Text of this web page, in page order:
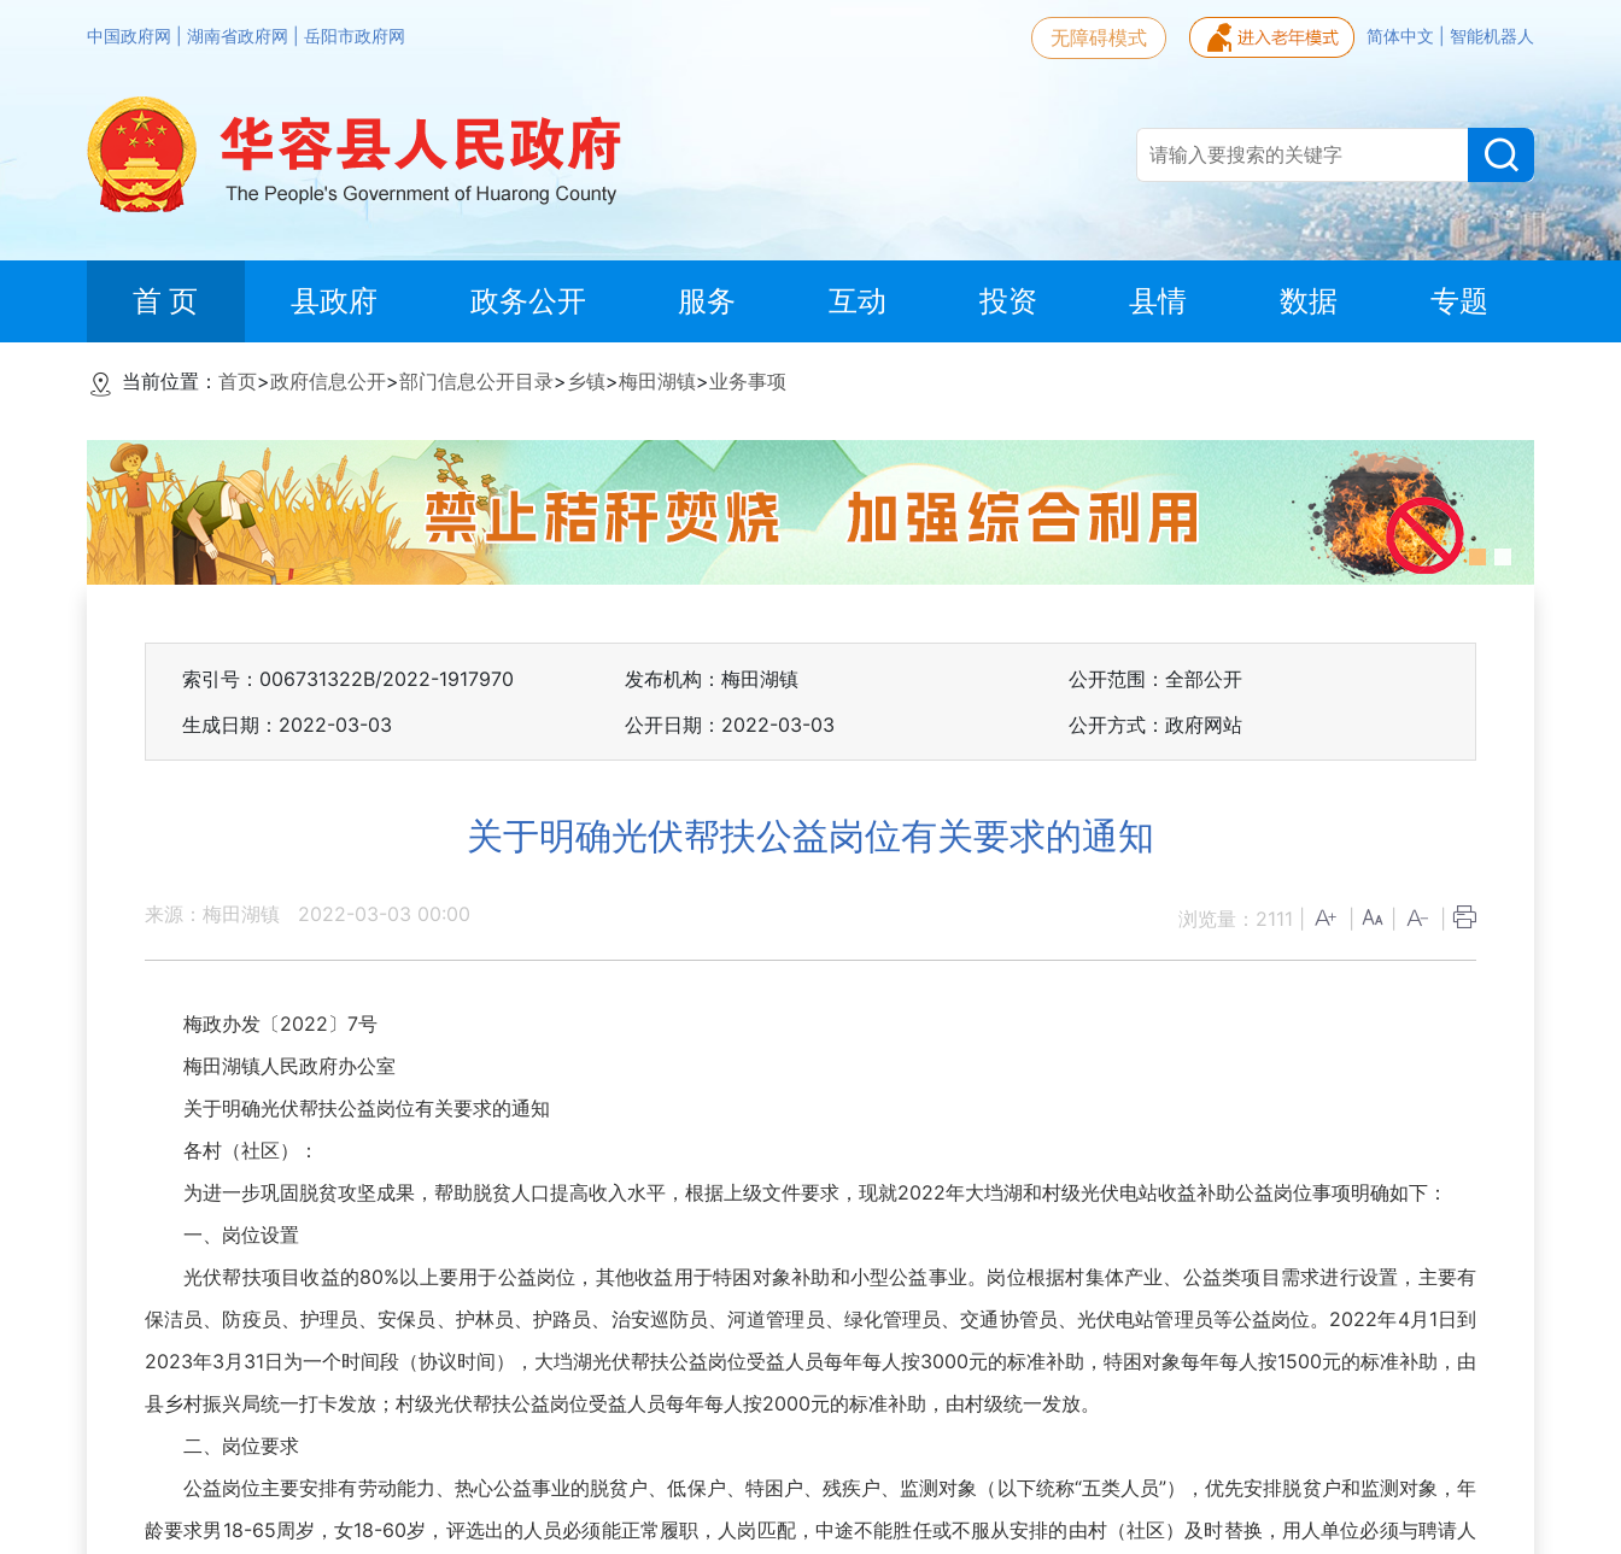
中国政府网 湖南省政府网 岳阳市政府网 简体中文 智能机器人
无障碍模式
首 页 县政府 政务公开 服务 互动 投资 县情 数据 专题
当前位置： 首页>政府信息公开>部门信息公开目录> 乡镇>梅田湖镇>业务事项
索引号：006731322B/2022-1917970 发布机构：梅田湖镇
公开范围：全部公开
生成日期：2022-03-03
公开日期：2022-03-03 公开方式：政府网站
关于明确光伏帮扶公益岗位有关要求的通知
来源：梅田湖镇 2022-03-03 00:00 浏览量： 2111
梅政办发〔2022〕7号
梅田湖镇人民政府办公室
关于明确光伏帮扶公益岗位有关要求的通知
各村（社区）：
为进一步巩固脱贫攻坚成果，帮助脱贫人口提高收入水平，根据上级文件要求，现就2022年大垱湖和村级光伏电站收益补助公益岗位事项明确如下：
一、岗位设置
光伏帮扶项目收益的80%以上要用于公益岗位，其他收益用于特困对象补助和小型公益事业。岗位根据村集体产业、公益类项目需求进行设置，主要有
保洁员、防疫员、护理员、安保员、护林员、护路员、治安巡防员、河道管理员、绿化管理员、交通协管员、光伏电站管理员等公益岗位。2022年4月1日到
2023年3月31日为一个时间段（协议时间），大垱湖光伏帮扶公益岗位受益人员每年每人按3000元的标准补助，特困对象每年每人按1500元的标准补助，由
县乡村振兴局统一打卡发放；村级光伏帮扶公益岗位受益人员每年每人按2000元的标准补助，由村级统一发放。
二、岗位要求
公益岗位主要安排有劳动能力、热心公益事业的脱贫户、低保户、特困户、残疾户、监测对象（以下统称“五类人员”），优先安排脱贫户和监测对象，年
龄要求男18-65周岁，女18-60岁，评选出的人员必须能正常履职，人岗匹配，中途不能胜任或不服从安排的由村（社区）及时替换，用人单位必须与聘请人